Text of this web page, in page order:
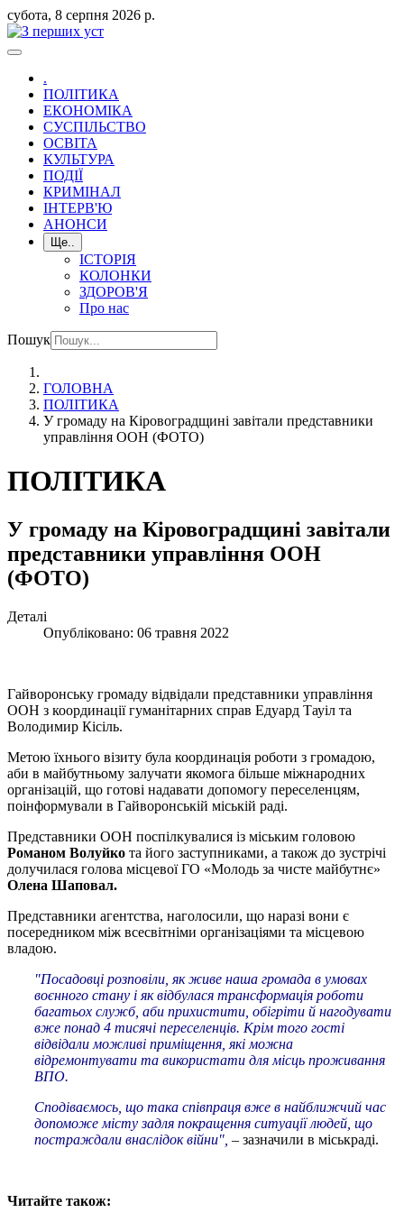
субота, 8 серпня 2026 р.
.
ПОЛІТИКА
ЕКОНОМІКА
СУСПІЛЬСТВО
ОСВІТА
КУЛЬТУРА
ПОДІЇ
КРИМІНАЛ
ІНТЕРВ'Ю
АНОНСИ
Ще..
ІСТОРІЯ
КОЛОНКИ
ЗДОРОВ'Я
Про нас
Пошук
ГОЛОВНА
ПОЛІТИКА
У громаду на Кіровоградщині завітали представники
управління ООН (ФОТО)
ПОЛІТИКА
У громаду на Кіровоградщині завітали
представники управління ООН
(ФОТО)
Деталі
Опубліковано: 06 травня 2022
Гайворонську громаду відвідали представники управління
ООН з координації гуманітарних справ Едуард Тауіл та
Володимир Кісіль.
Метою їхнього візиту була координація роботи з громадою,
аби в майбутньому залучати якомога більше міжнародних
організацій, що готові надавати допомогу переселенцям,
поінформували в Гайворонській міській раді.
Представники ООН поспілкувалися із міським головою
Романом Волуйко та його заступниками, а також до зустрічі
долучилася голова місцевої ГО «Молодь за чисте майбутнє»
Олена Шаповал.
Представники агентства, наголосили, що наразі вони є
посередником між всесвітніми організаціями та місцевою
владою.
"Посадовці розповіли, як живе наша громада в умовах
воєнного стану і як відбулася трансформація роботи
багатьох служб, аби прихистити, обігріти й нагодувати
вже понад 4 тисячі переселенців. Крім того гості
відвідали можливі приміщення, які можна
відремонтувати та використати для місць проживання
ВПО.
Сподіваємось, що така співпраця вже в найближчий час
допоможе місту задля покращення ситуації людей, що
постраждали внаслідок війни", – зазначили в міськраді.
Читайте також: